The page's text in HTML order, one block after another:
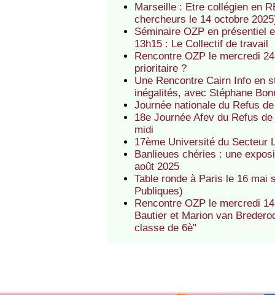
Marseille : Etre collégien en
chercheurs le 14 octobre
Séminaire OZP en présentiel
13h15 : Le Collectif de travail
Rencontre OZP le mercredi
prioritaire ?
Une Rencontre Cairn Info en
inégalités, avec Stéphane
Journée nationale du Refus
18e Journée Afev du Refus
midi
17ème Université du Secteur
Banlieues chéries : une
août 2025
Table ronde à Paris le 16
Publiques)
Rencontre OZP le mercredi
Bautier et Marion van
classe de 6è"